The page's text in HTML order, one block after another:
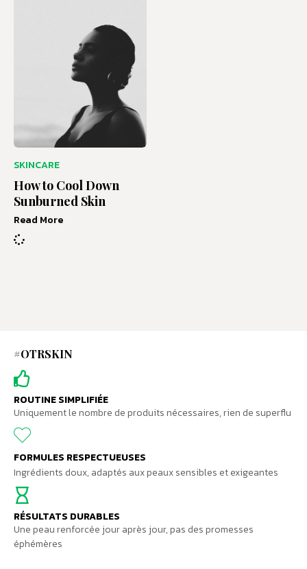
SKINCARE
How to Cool Down
Sunburned Skin
Read More
#OTRSKIN
ROUTINE SIMPLIFIÉE
Uniquement le nombre de produits nécessaires, rien de superflu
FORMULES RESPECTUEUSES
Ingrédients doux, adaptés aux peaux sensibles et exigeantes
RÉSULTATS DURABLES
Une peau renforcée jour après jour, pas des promesses
éphémères